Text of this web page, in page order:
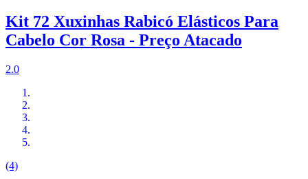
Kit 72 Xuxinhas Rabicó Elásticos Para
Cabelo Cor Rosa - Preço Atacado
2.0
(4)